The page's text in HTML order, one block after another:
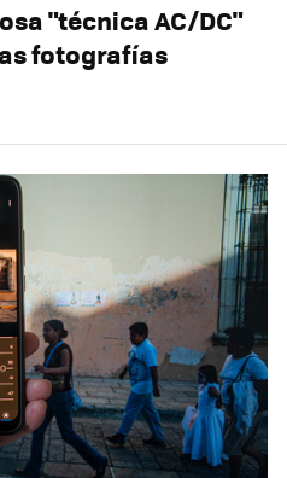
"técnica AC/DC"
fotografías